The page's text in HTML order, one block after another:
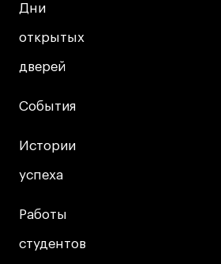
Дни
открытых
дверей
Дни
открытых
дверей
События
События
Истории
успеха
Истории
успеха
Работы
студентов
Работы
студентов